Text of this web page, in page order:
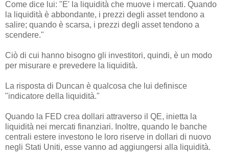
Come dice lui: "E' la liquidità che muove i mercati. Quando
la liquidità è abbondante, i prezzi degli asset tendono a
salire; quando è scarsa, i prezzi degli asset tendono a
scendere."
Ciò di cui hanno bisogno gli investitori, quindi, è un modo
per misurare e prevedere la liquidità.
La risposta di Duncan è qualcosa che lui definisce
"indicatore della liquidità."
Quando la FED crea dollari attraverso il QE, inietta la
liquidità nei mercati finanziari. Inoltre, quando le banche
centrali estere investono le loro riserve in dollari di nuovo
negli Stati Uniti, esse vanno ad aggiungersi alla liquidità.